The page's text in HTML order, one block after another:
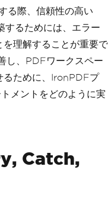
る際、信頼性の高い
するためには、エラー
理解することが重要で
し、PDFワークスペー
るために、IronPDFプ
メントをどのように実
Catch,